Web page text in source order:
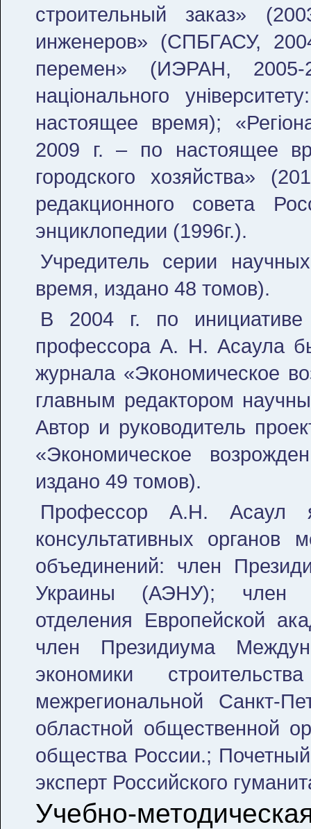
строительный заказ»
инженеров» (СПБГАСУ,
перемен» (ИЭРАН, 2005-
нацiонального
настоящее время);
2009 г. – по настоящее
городского хозяйства»
редакционного совета
энциклопедии (1996г.).
Учредитель серии
время, издано 48 томов).
В 2004 г. по инициативе
профессора А. Н. Асаула
журнала «Экономическое
главным редактором
Автор и руководитель
«Экономическое
издано 49 томов).
Профессор А.Н. Асаул
консультативных
объединений: член
Украины (АЭНУ); член
отделения Европейской
член Президиума
экономики
межрегиональной Санкт-
областной общественной
общества России.;
эксперт Российского
Учебно-